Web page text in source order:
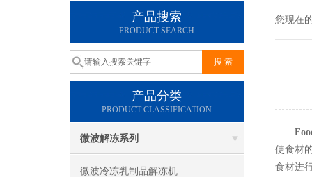
产品搜索
PRODUCT SEARCH
产品分类
PRODUCT CLASSIFICATION
微波解冻系列
微波冷冻乳制品解冻机
您现在
使食材
食材进